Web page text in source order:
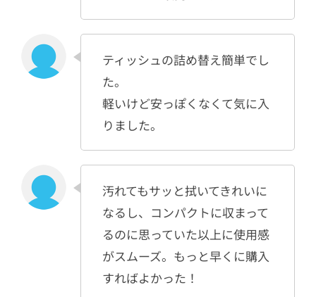
ティッシュの詰め替え簡単でし
た。
軽いけど安っぽくなくて気に入
りました。
汚れてもサッと拭いてきれいに
なるし、コンパクトに収まって
るのに思っていた以上に使用感
がスムーズ。もっと早くに購入
すればよかった！